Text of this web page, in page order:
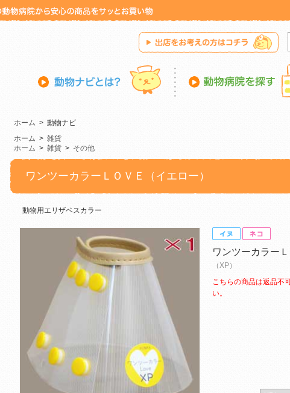
ホーム > 動物ナビ
ホーム > 雑貨
ホーム > 雑貨 > その他
ワンツーカラーＬＯＶＥ（イエロー）
動物用エリザベスカラー
ワンツーカラー
（XP）
こちらの商品は返品不
い。